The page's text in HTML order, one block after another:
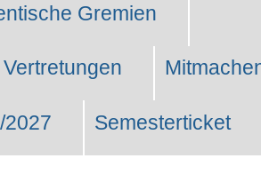
Gremien
2027 Semesterticket